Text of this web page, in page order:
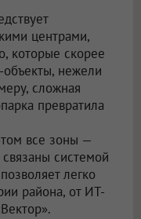
центрами,
которые скорее
нежели
сложная
превратила
все зоны —
системой
легко
района, от ИТ-